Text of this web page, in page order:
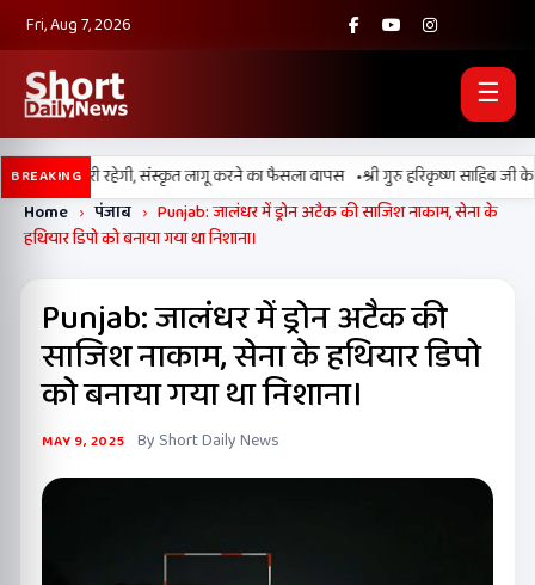
Fri, Aug 7, 2026
☰
BREAKING
पढ़ाई जारी रहेगी, संस्कृत लागू करने का फैसला वापस •श्री गुरु हरिकृष्ण साहिब जी के
Home › पंजाब › Punjab: जालंधर में ड्रोन अटैक की साजिश नाकाम, सेना के
हथियार डिपो को बनाया गया था निशाना।
Punjab: जालंधर में ड्रोन अटैक की
साजिश नाकाम, सेना के हथियार डिपो
को बनाया गया था निशाना।
MAY 9, 2025 By Short Daily News